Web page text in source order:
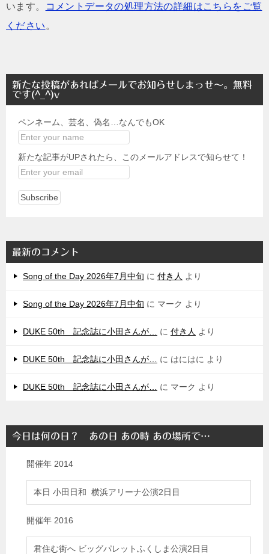
います。
コメントデータの処理方法の詳細はこちらをご覧
ください 。
新たな投稿があればメールでお知らせしまっせ～。無料
です(^_^)v
ペンネーム、芸名、偽名…なんでもOK
新たな記事がUPされたら、このメールアドレスで知らせて！
最新のコメント
Song of the Day 2026年7月中旬 に 付き人 より
Song of the Day 2026年7月中旬 に マーク より
DUKE 50th 記念誌に小田さんが… に 付き人 より
DUKE 50th 記念誌に小田さんが… に はにはに より
DUKE 50th 記念誌に小田さんが… に マーク より
今日は何の日？ あの日 あの時 あの場所で…
開催年 2014
本日 小田日和 横浜アリーナ公演2日目
開催年 2016
君住む街へ ビッグパレットふくしま公演2日目